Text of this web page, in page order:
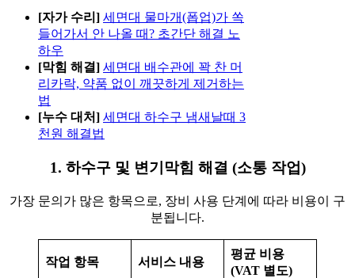
[자가 수리] 세면대 물마개(폽업)가 쏙
들어가서 안 나올 때? 초간단 해결 노
하우
[막힘 해결] 세면대 배수관에 꽉 찬 머
리카락, 약품 없이 깨끗하게 제거하는
법
[누수 대처] 세면대 하수구 냄새날때 3
천원 해결법
1. 하수구 및 변기막힘 해결 (소통 작업)
가장 문의가 많은 항목으로, 장비 사용 단계에 따라 비용이 구
분됩니다.
작업 항목 서비스 내용
평균 비용
(VAT 별도)